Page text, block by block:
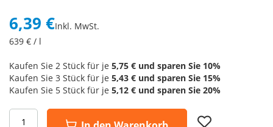
6,39 €Inkl. MwSt.
639 € / l
Kaufen Sie 2 Stück für je 5,75 € und sparen Sie 10%
Kaufen Sie 3 Stück für je 5,43 € und sparen Sie 15%
Kaufen Sie 5 Stück für je 5,12 € und sparen Sie 20%
images
gallery